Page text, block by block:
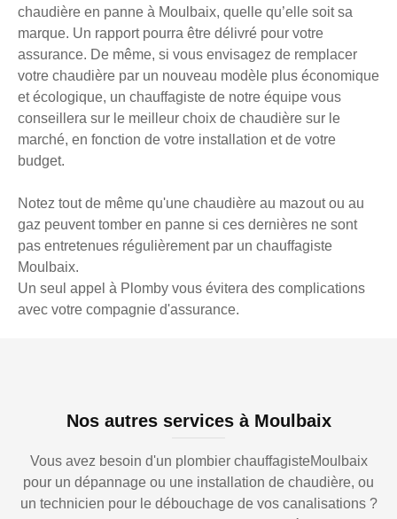
chaudière en panne à Moulbaix, quelle qu’elle soit sa
marque. Un rapport pourra être délivré pour votre
assurance. De même, si vous envisagez de remplacer
votre chaudière par un nouveau modèle plus économique
et écologique, un chauffagiste de notre équipe vous
conseillera sur le meilleur choix de chaudière sur le
marché, en fonction de votre installation et de votre
budget.
Notez tout de même qu'une chaudière au mazout ou au
gaz peuvent tomber en panne si ces dernières ne sont
pas entretenues régulièrement par un chauffagiste
Moulbaix.
Un seul appel à Plomby vous évitera des complications
avec votre compagnie d'assurance.
Nos autres services à Moulbaix
Vous avez besoin d'un plombier chauffagisteMoulbaix
pour un dépannage ou une installation de chaudière, ou
un technicien pour le débouchage de vos canalisations ?